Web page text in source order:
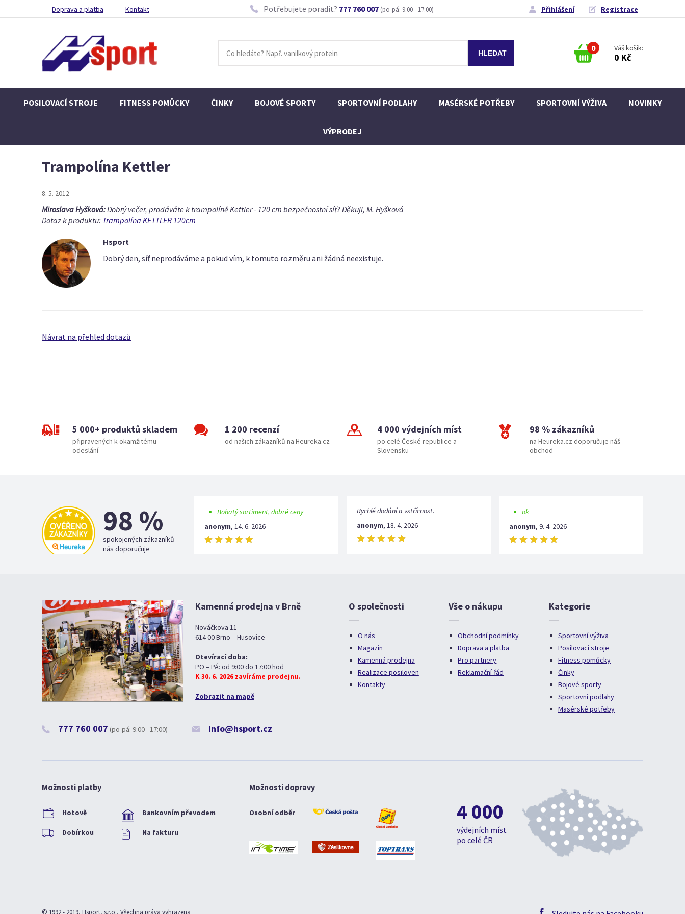
Doprava a platba Kontakt Potřebujete poradit? 777 760 007 (po-pá: 9:00 - 17:00) Přihlášení Registrace
0 Váš košík:
0 Kč
POSILOVACÍ STROJE FITNESS POMŮCKY ČINKY BOJOVÉ SPORTY SPORTOVNÍ PODLAHY MASÉRSKÉ POTŘEBY SPORTOVNÍ VÝŽIVA NOVINKY
VÝPRODEJ
Trampolína Kettler
8. 5. 2012
Miroslava Hyšková:Dobrý večer, prodáváte k trampolíně Kettler - 120 cm bezpečnostní síť? Děkuji, M. Hyšková
Dotaz k produktu: Trampolína KETTLER 120cm
Hsport
Dobrý den, síť neprodáváme a pokud vím, k tomuto rozměru ani žádná neexistuje.
Návrat na přehled dotazů
5 000+ produktů skladem
připravených k okamžitému
odeslání
1 200 recenzí
od našich zákazníků na Heureka.cz
4 000 výdejních míst
po celé České republice a
Slovensku
98 % zákazníků
na Heureka.cz doporučuje náš
obchod
98 %
spokojených zákazníků
nás doporučuje
Bohatý sortiment, dobré ceny
anonym, 14. 6. 2026
Rychlé dodání a vstřícnost.
anonym, 18. 4. 2026
ok
anonym, 9. 4. 2026
Kamenná prodejna v Brně
Nováčkova 11
614 00 Brno – Husovice
Otevírací doba:
PO – PÁ: od 9:00 do 17:00 hod
K 30. 6. 2026 zavíráme prodejnu.
Zobrazit na mapě
777 760 007 (po-pá: 9:00 - 17:00) info@hsport.cz
O společnosti
O nás
Magazín
Kamenná prodejna
Realizace posiloven
Kontakty
Vše o nákupu
Obchodní podmínky
Doprava a platba
Pro partnery
Reklamační řád
Kategorie
Sportovní výživa
Posilovací stroje
Fitness pomůcky
Činky
Bojové sporty
Sportovní podlahy
Masérské potřeby
Možnosti platby
Hotově Bankovním převodem
Dobírkou Na fakturu
Možnosti dopravy
Osobní odběr 4 000
výdejních míst
po celé ČR
© 1992 - 2019, Hsport, s.r.o., Všechna práva vyhrazena